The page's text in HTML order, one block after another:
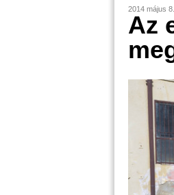
2014 május 8.
Az